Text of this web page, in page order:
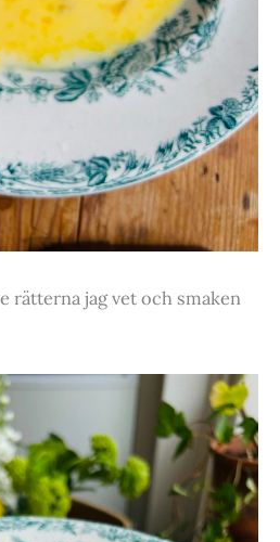
rätterna jag vet och smaken